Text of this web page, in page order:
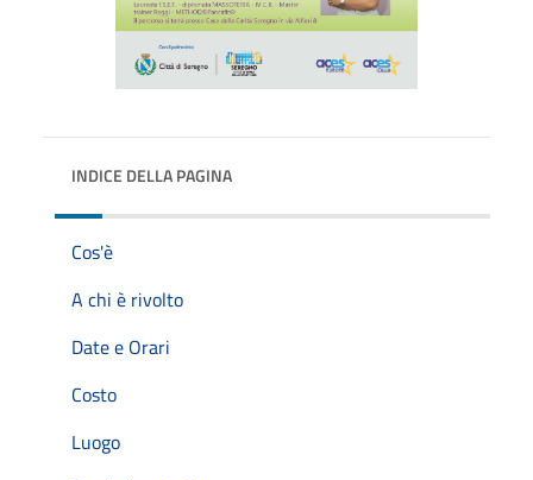
INDICE DELLA PAGINA
Cos'è
A chi è rivolto
Date e Orari
Costo
Luogo